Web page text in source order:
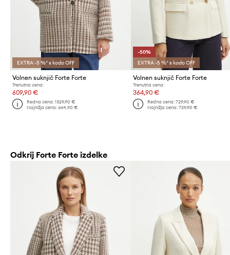
EXTRA -5 %* s kodo OFF
Volnen suknjič Forte Forte
Trenutna cena:
609,90 €
Redna cena:1329,90 €
Najnižja cena:664,90 €
-50%
EXTRA -5 %* s kodo OFF
Volnen suknjič Forte Forte
Trenutna cena:
364,90 €
Redna cena: 729,90 €
Najnižja cena: 729,90 €
Odkrij Forte Forte izdelke